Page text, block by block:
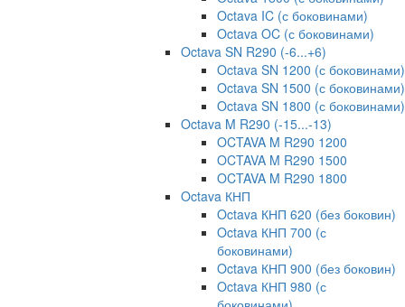
Octava IC (с боковинами)
Octava OC (с боковинами)
Octava SN R290 (-6...+6)
Octava SN 1200 (с боковинами)
Octava SN 1500 (с боковинами)
Octava SN 1800 (с боковинами)
Octava M R290 (-15...-13)
OCTAVA M R290 1200
OCTAVA M R290 1500
OCTAVA M R290 1800
Octava КНП
Octava КНП 620 (без боковин)
Octava КНП 700 (с
боковинами)
Octava КНП 900 (без боковин)
Octava КНП 980 (с